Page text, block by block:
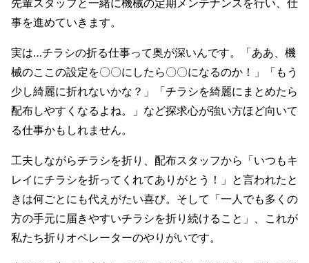
先輩スタッフと一緒に機械の定期メンテナンスを行い、仕
事を進めていきます。
実は…チラシの折る仕事って奥が深いんです。「ああ、機
械のここの設定を〇〇にしたら〇〇になるのか！」「もう
少し綺麗に折れないかな？」「チラシを綺麗にまとめたら
配布しやすくなるよね。」など探求心が強い方ほど向いて
る仕事かもしれません。
工夫しながらチラシを折り、配布スタッフから「いつもキ
レイにチラシを折ってくれてありがとう！」と言われたと
きは何ごとにも代えがたい喜び。そして「一人でも多くの
方の手元に届きやすいチラシを折り続けること」、これが
私たち折りオペレーターのやりがいです。